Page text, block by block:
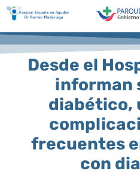
Desde el
informan
diabético,
frecuentes
con